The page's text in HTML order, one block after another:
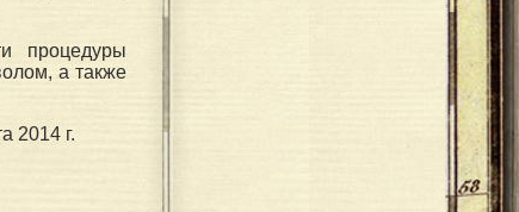
процедуры
а также
2014 г.